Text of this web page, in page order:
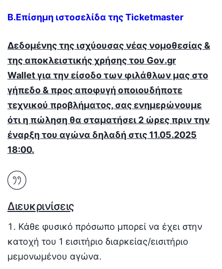
Β.Επίσημη ιστοσελίδα της Ticketmaster
Δεδομένης της ισχύουσας νέας νομοθεσίας &
της αποκλειστικής χρήσης του Gov.gr
Walletγια την είσοδο των φιλάθλων μας στο
γήπεδο & προς αποφυγή οποιουδήποτε
τεχνικού προβλήματος, σας ενημερώνουμε
ότι η πώληση θα σταματήσει 2 ώρες πριν την
έναρξη του αγώνα δηλαδή στις 11.05.2025
18:00.
Διευκρινίσεις
Κάθε φυσικό πρόσωπο μπορεί να έχει στην
κατοχή του 1 εισιτήριο διαρκείας/εισιτήριο
μεμονωμένου αγώνα.